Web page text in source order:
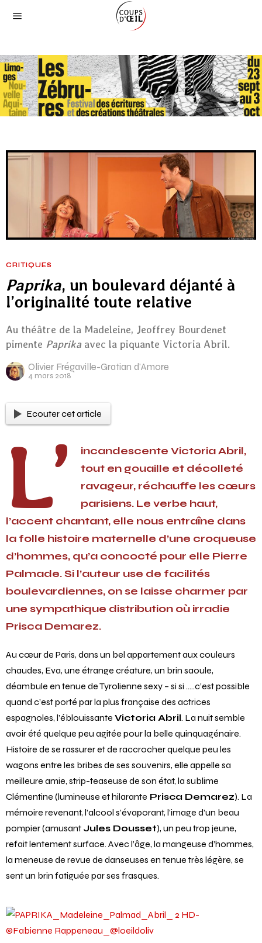
CRITIQUES
Paprika, un boulevard déjanté à
l’originalité toute relative
Au théâtre de la Madeleine, Jeoffrey Bourdenet
pimente Paprika avec la piquante Victoria Abril.
Olivier Frégaville-Gratian d'Amore
4 mars 2018
Ecouter cet article
L’
incandescente Victoria Abril,
tout en gouaille et décolleté
ravageur, réchauffe les cœurs
parisiens. Le verbe haut,
l’accent chantant, elle nous entraîne dans
la folle histoire maternelle d’une croqueuse
d’hommes, qu’a concocté pour elle Pierre
Palmade. Si l’auteur use de facilités
boulevardiennes, on se laisse charmer par
une sympathique distribution où irradie
Prisca Demarez.
Au cœur de Paris, dans un bel appartement aux couleurs
chaudes, Eva, une étrange créature, un brin saoule,
déambule en tenue de Tyrolienne sexy – si si …..c’est possible
quand c’est porté par la plus française des actrices
espagnoles, l’éblouissante Victoria Abril. La nuit semble
avoir été quelque peu agitée pour la belle quinquagénaire.
Histoire de se rassurer et de raccrocher quelque peu les
wagons entre les bribes de ses souvenirs, elle appelle sa
meilleure amie, strip-teaseuse de son état, la sublime
Clémentine (lumineuse et hilarante Prisca Demarez). La
mémoire revenant, l’alcool s’évaporant, l’image d’un beau
pompier (amusant Jules Dousset), un peu trop jeune,
refait lentement surface. Avec l’âge, la mangeuse d’hommes,
la meneuse de revue de danseuses en tenue très légère, se
sent un brin fatiguée par ses frasques.